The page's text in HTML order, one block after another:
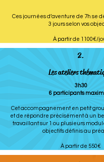
Ces journées d’aventure de 7h se
3 jours selon vos
À partir de 1100€/
2.
Les ateliers
3h30
6 participants
Cet accompagnement en petit
et de répondre précisément à un
travaillant sur 1 ou plusieurs
objectifs définis au
À partir de 550€